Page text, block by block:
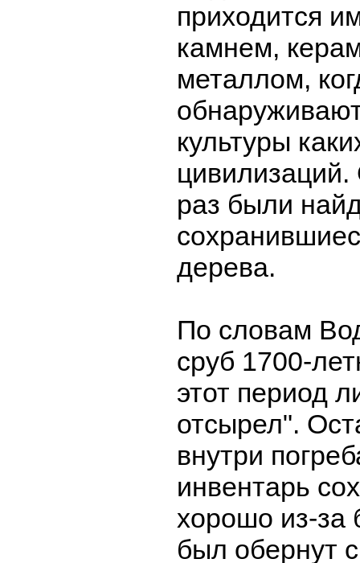
приходится
камнем,
металлом,
культуры
цивилизаций.
раз были
дерева.
По словам
сруб 1700-
этот период
отсырел".
внутри
инвентарь
хорошо из-за
был обернут